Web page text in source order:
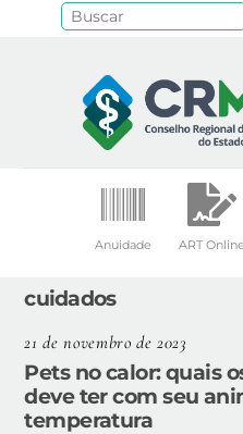
Anuidade ART Online
cuidados
21 de novembro de 2023
Pets no calor: quais
deve ter com seu
temperatura